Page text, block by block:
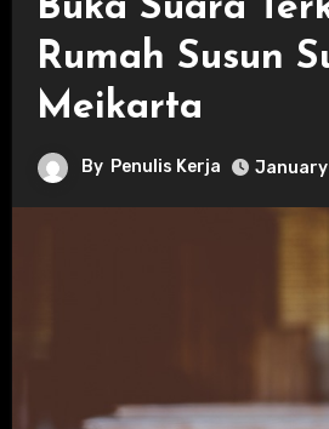
Buka Suara
Rumah Susun
Meikarta
By Penulis Kerja January